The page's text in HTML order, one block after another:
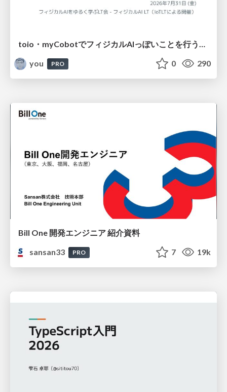
you
PRO 0 290
Bill One 開発エンジニア 紹介資料
sansan33
PRO 7 19k